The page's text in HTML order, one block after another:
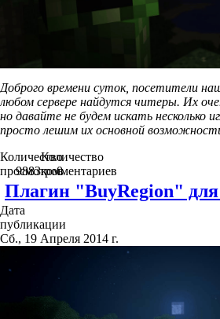
Доброго времени суток, посетители
любом сервере найдутся читеры. Их
но давайте не будем искать несколько
просто лешим их основной
Количество
просмотров
9883
Количество
комментариев
0
Плагин "BuyRegion"
Дата
публикации
Сб., 19 Апреля 2014 г.